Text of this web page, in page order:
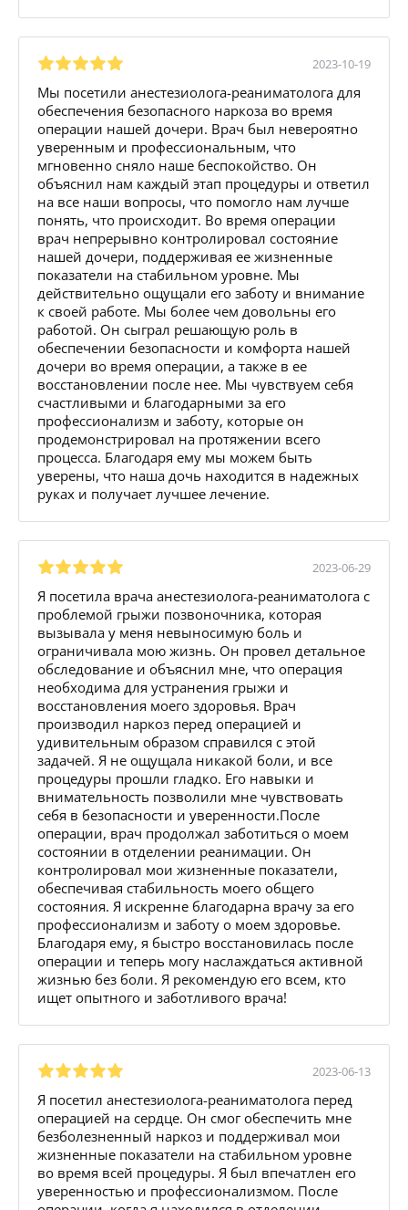
2023-10-19
Мы посетили анестезиолога-реаниматолога для
обеспечения безопасного наркоза во время
операции нашей дочери. Врач был невероятно
уверенным и профессиональным, что
мгновенно сняло наше беспокойство. Он
объяснил нам каждый этап процедуры и ответил
на все наши вопросы, что помогло нам лучше
понять, что происходит. Во время операции
врач непрерывно контролировал состояние
нашей дочери, поддерживая ее жизненные
показатели на стабильном уровне. Мы
действительно ощущали его заботу и внимание
к своей работе. Мы более чем довольны его
работой. Он сыграл решающую роль в
обеспечении безопасности и комфорта нашей
дочери во время операции, а также в ее
восстановлении после нее. Мы чувствуем себя
счастливыми и благодарными за его
профессионализм и заботу, которые он
продемонстрировал на протяжении всего
процесса. Благодаря ему мы можем быть
уверены, что наша дочь находится в надежных
руках и получает лучшее лечение.
2023-06-29
Я посетила врача анестезиолога-реаниматолога с
проблемой грыжи позвоночника, которая
вызывала у меня невыносимую боль и
ограничивала мою жизнь. Он провел детальное
обследование и объяснил мне, что операция
необходима для устранения грыжи и
восстановления моего здоровья. Врач
производил наркоз перед операцией и
удивительным образом справился с этой
задачей. Я не ощущала никакой боли, и все
процедуры прошли гладко. Его навыки и
внимательность позволили мне чувствовать
себя в безопасности и уверенности.После
операции, врач продолжал заботиться о моем
состоянии в отделении реанимации. Он
контролировал мои жизненные показатели,
обеспечивая стабильность моего общего
состояния. Я искренне благодарна врачу за его
профессионализм и заботу о моем здоровье.
Благодаря ему, я быстро восстановилась после
операции и теперь могу наслаждаться активной
жизнью без боли. Я рекомендую его всем, кто
ищет опытного и заботливого врача!
2023-06-13
Я посетил анестезиолога-реаниматолога перед
операцией на сердце. Он смог обеспечить мне
безболезненный наркоз и поддерживал мои
жизненные показатели на стабильном уровне
во время всей процедуры. Я был впечатлен его
уверенностью и профессионализмом. После